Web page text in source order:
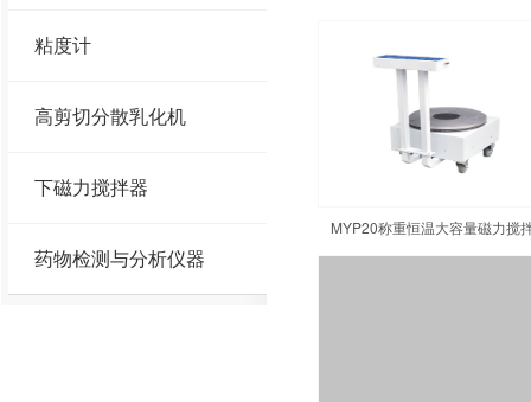
粘度计
高剪切分散乳化机
下磁力搅拌器
药物检测与分析仪器
MYP20称重恒温大容量磁力搅